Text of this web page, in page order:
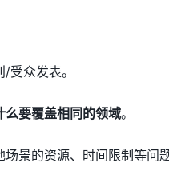
众发表。
么要覆盖相同的领域。
景的资源、时间限制等问